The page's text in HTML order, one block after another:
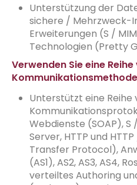
Unterstützung der
sichere / Mehrzweck-
Erweiterungen (S /
Technologien (Pretty
Verwenden Sie eine
Unterstützt eine Reihe
Webdienste (SOAP),
Server, HTTP und
Transfer Protocol),
(AS1), AS2, AS3, AS4,
verteiltes Authoring